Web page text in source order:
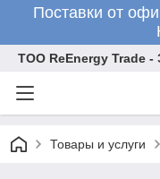
Поставки от
ТОО ReEnergy Trade -
Товары и услуги